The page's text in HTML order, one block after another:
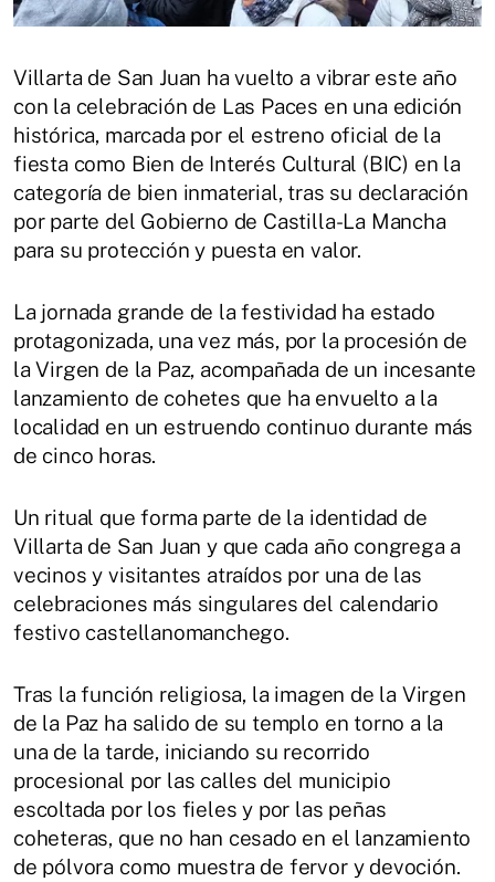
Villarta de San Juan ha vuelto a vibrar este año
con la celebración de Las Paces en una edición
histórica, marcada por el estreno oficial de la
fiesta como Bien de Interés Cultural (BIC) en la
categoría de bien inmaterial, tras su declaración
por parte del Gobierno de Castilla-La Mancha
para su protección y puesta en valor.
La jornada grande de la festividad ha estado
protagonizada, una vez más, por la procesión de
la Virgen de la Paz, acompañada de un incesante
lanzamiento de cohetes que ha envuelto a la
localidad en un estruendo continuo durante más
de cinco horas.
Un ritual que forma parte de la identidad de
Villarta de San Juan y que cada año congrega a
vecinos y visitantes atraídos por una de las
celebraciones más singulares del calendario
festivo castellanomanchego.
Tras la función religiosa, la imagen de la Virgen
de la Paz ha salido de su templo en torno a la
una de la tarde, iniciando su recorrido
procesional por las calles del municipio
escoltada por los fieles y por las peñas
coheteras, que no han cesado en el lanzamiento
de pólvora como muestra de fervor y devoción.